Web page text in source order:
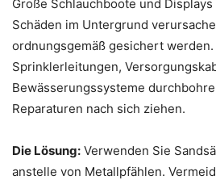
Große Schlauchboote und
Schäden im Untergrund
ordnungsgemäß gesichert
Sprinklerleitungen,
Bewässerungssysteme
Reparaturen nach sich ziehen.
Die Lösung: Verwenden Sie
anstelle von Metallpfählen.